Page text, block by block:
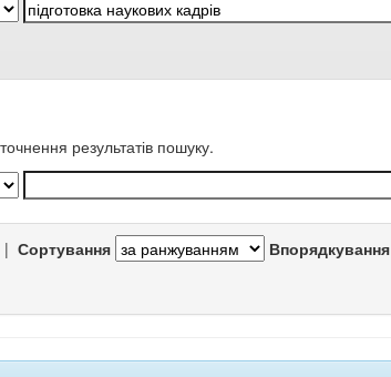
результатів пошуку.
| Сортування Впорядкування